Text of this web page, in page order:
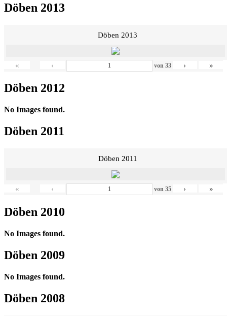
Döben 2013
Döben 2013
« ‹ von 33 › »
Döben 2012
No Images found.
Döben 2011
Döben 2011
« ‹ von 35 › »
Döben 2010
No Images found.
Döben 2009
No Images found.
Döben 2008